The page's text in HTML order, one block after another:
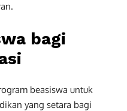
bagi
beasiswa untuk
yang setara bagi